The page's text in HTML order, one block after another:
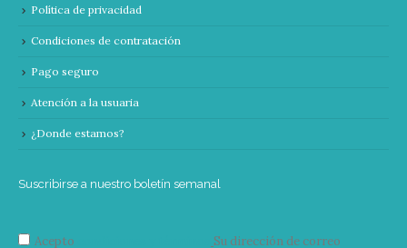
Política de privacidad
Condiciones de contratación
Pago seguro
Atención a la usuaria
¿Donde estamos?
Suscribirse a nuestro boletín semanal
Acepto
Su dirección de correo